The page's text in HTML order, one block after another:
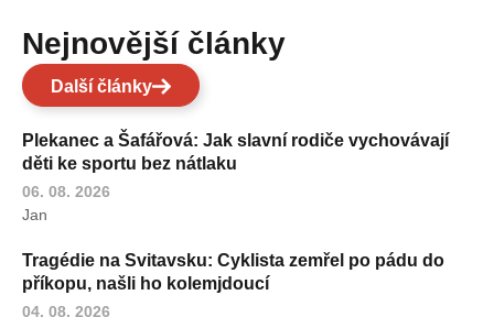
Nejnovější články
Další články
Plekanec a Šafářová: Jak slavní rodiče vychovávají
děti ke sportu bez nátlaku
06. 08. 2026
Jan
Tragédie na Svitavsku: Cyklista zemřel po pádu do
příkopu, našli ho kolemjdoucí
04. 08. 2026